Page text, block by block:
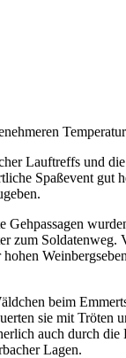
Lauftreffs und
Spaßevent
zum
beim
sie mit
auch durch
Lagen.